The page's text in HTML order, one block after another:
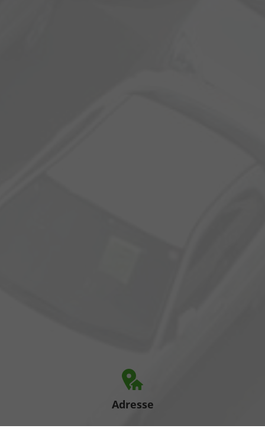
Adresse